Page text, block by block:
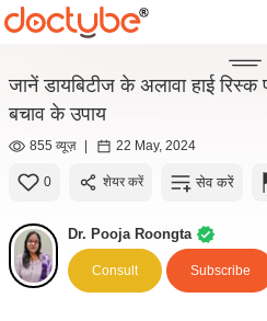
जानें डायबिटीज के अलावा हाई
बचाव के उपाय
855 व्यूज़ | 22 May, 2024
0 शेयर करें सेव करें
Dr. Pooja Roongta
Consult Subscribe